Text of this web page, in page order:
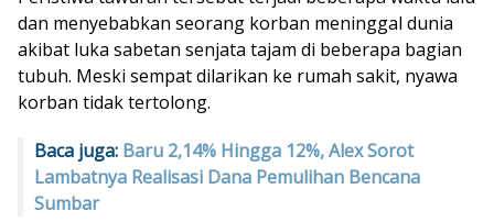
dan menyebabkan seorang korban meninggal dunia
akibat luka sabetan senjata tajam di beberapa bagian
tubuh. Meski sempat dilarikan ke rumah sakit, nyawa
korban tidak tertolong.
Baca juga: Baru 2,14% Hingga 12%, Alex Sorot
Lambatnya Realisasi Dana Pemulihan Bencana
Sumbar